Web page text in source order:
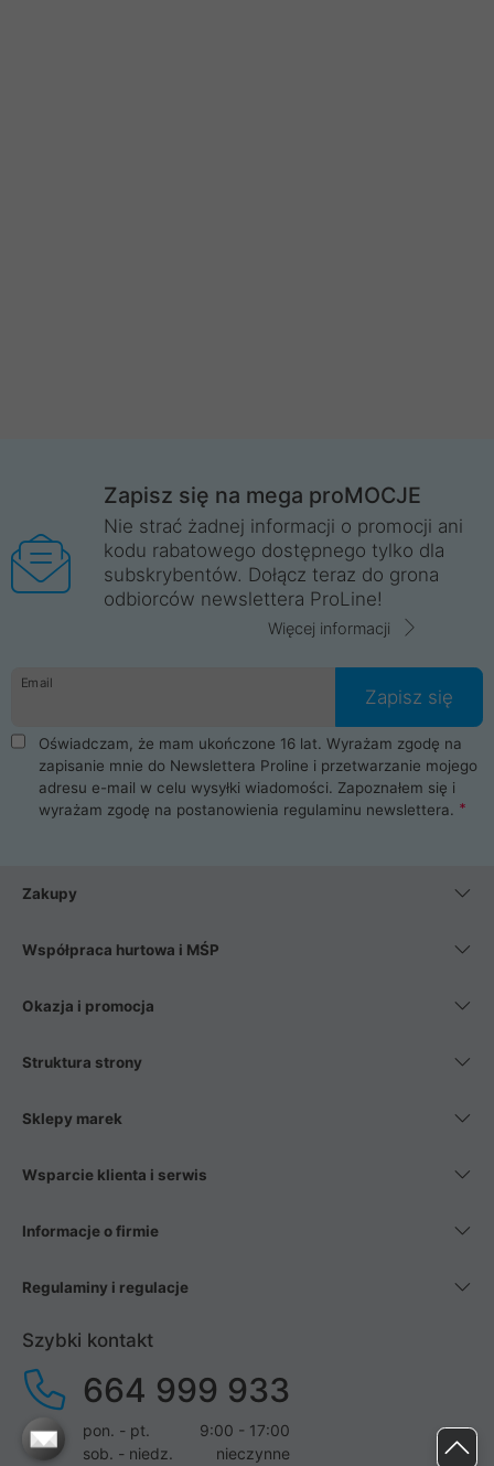
Zapisz się na mega proMOCJE
Nie strać żadnej informacji o promocji ani
kodu rabatowego dostępnego tylko dla
subskrybentów. Dołącz teraz do grona
odbiorców newslettera ProLine!
Więcej informacji
Email
Zapisz się
Oświadczam, że mam ukończone 16 lat. Wyrażam zgodę na
zapisanie mnie do Newslettera Proline i przetwarzanie mojego
adresu e-mail w celu wysyłki wiadomości. Zapoznałem się i
wyrażam zgodę na postanowienia regulaminu newslettera.
Zakupy
Współpraca hurtowa i MŚP
Okazja i promocja
Struktura strony
Sklepy marek
Wsparcie klienta i serwis
Informacje o firmie
Regulaminy i regulacje
Szybki kontakt
664 999 933
pon. - pt.
9:00 - 17:00
sob. - niedz.
nieczynne